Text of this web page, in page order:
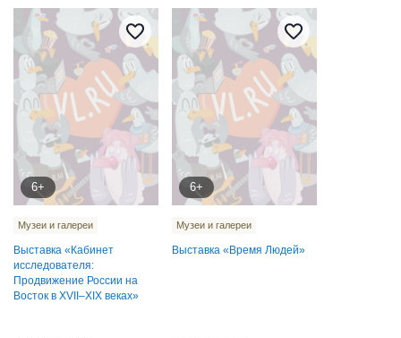
ВОСТОКА ИМЕНИ В. К.
АРСЕНЬЕВА
6+
Музеи и галереи
Выставка «Кабинет
исследователя:
Продвижение России на
Восток в XVII–XIX веках»
ВОСТОКА ИМЕНИ В. К.
АРСЕНЬЕВА
6+
Музеи и галереи
Выставка «Время Людей»